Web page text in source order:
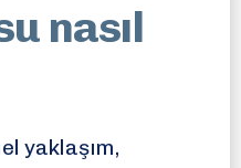
nasıl
yaklaşım,